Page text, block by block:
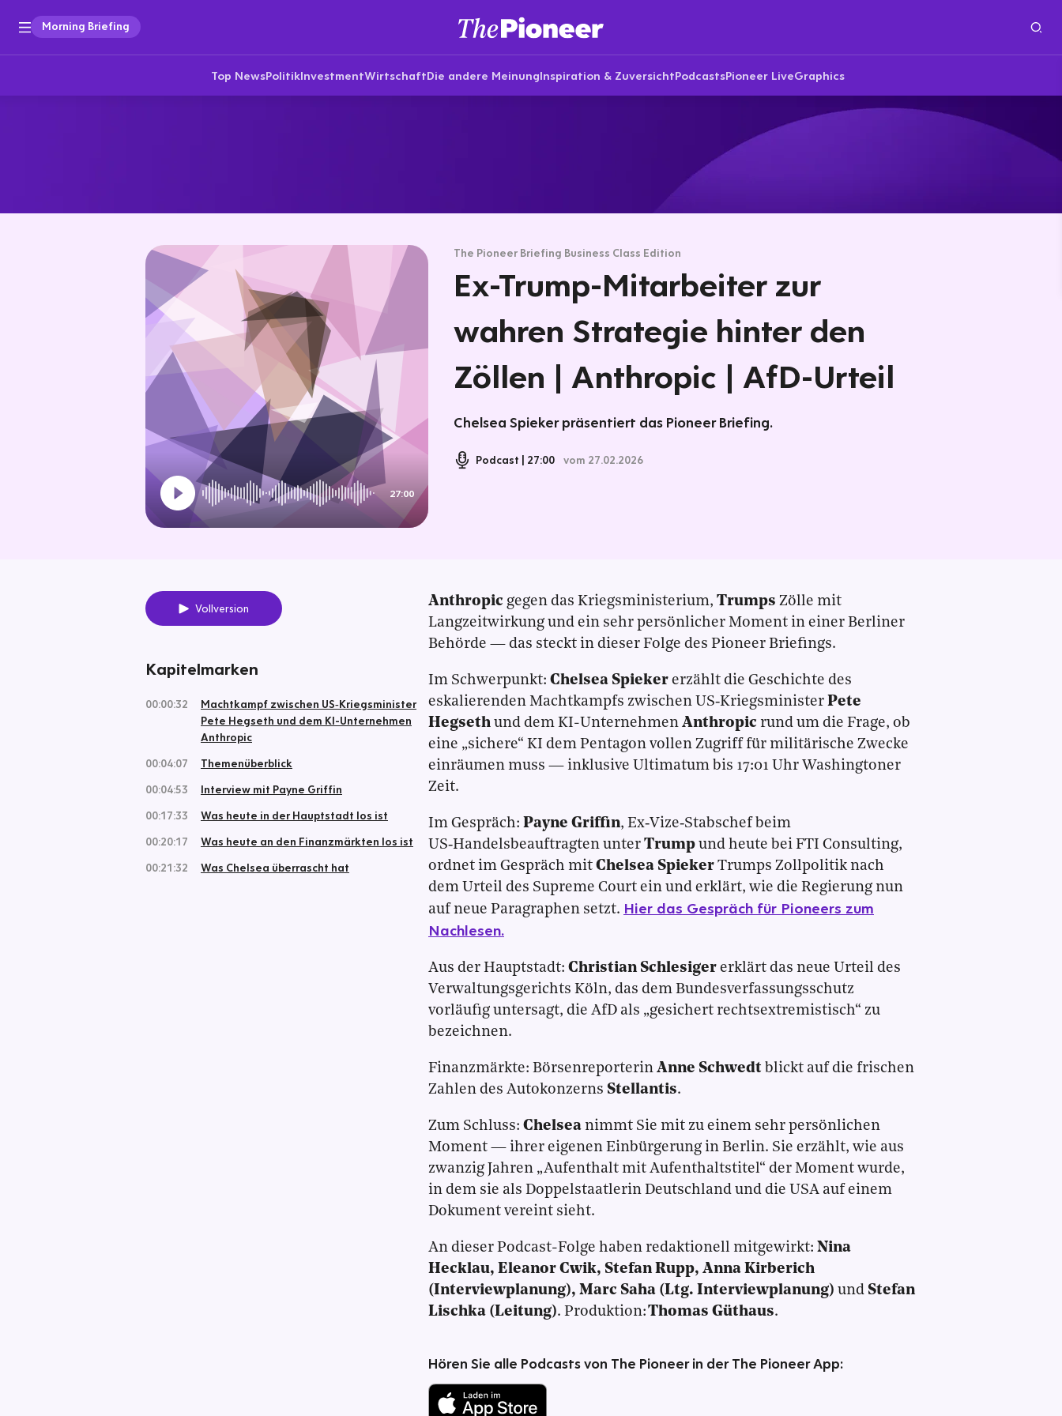
Morning Briefing
Top NewsPolitikInvestmentWirtschaftDie andere MeinungInspiration & ZuversichtPodcastsPioneer LiveGraphics
27:00
The Pioneer Briefing Business Class Edition
Ex-Trump-Mitarbeiter zur
wahren Strategie hinter den
Zöllen | Anthropic | AfD-Urteil
Chelsea Spieker präsentiert das Pioneer Briefing.
Podcast 27:00 vom 27.02.2026
Vollversion
Kapitelmarken
00:00:32
Machtkampf zwischen US‑Kriegsminister
Pete Hegseth und dem KI-Unternehmen
Anthropic
00:04:07
Themenüberblick
00:04:53
Interview mit Payne Griffin
00:17:33
Was heute in der Hauptstadt los ist
00:20:17
Was heute an den Finanzmärkten los ist
00:21:32
Was Chelsea überrascht hat
Anthropic gegen das Kriegsministerium, Trumps Zölle mit
Langzeitwirkung und ein sehr persönlicher Moment in einer Berliner
Behörde — das steckt in dieser Folge des Pioneer Briefings.
Im Schwerpunkt: Chelsea Spieker erzählt die Geschichte des
eskalierenden Machtkampfs zwischen US‑Kriegsminister Pete
Hegseth und dem KI-Unternehmen Anthropic rund um die Frage, ob
eine „sichere“ KI dem Pentagon vollen Zugriff für militärische Zwecke
einräumen muss — inklusive Ultimatum bis 17:01 Uhr Washingtoner
Zeit.
Im Gespräch: Payne Griffin, Ex‑Vize‑Stabschef beim
US‑Handelsbeauftragten unter Trump und heute bei FTI Consulting,
ordnet im Gespräch mit Chelsea Spieker Trumps Zollpolitik nach
dem Urteil des Supreme Court ein und erklärt, wie die Regierung nun
auf neue Paragraphen setzt. Hier das Gespräch für Pioneers zum
Nachlesen.
Aus der Hauptstadt: Christian Schlesiger erklärt das neue Urteil des
Verwaltungsgerichts Köln, das dem Bundesverfassungsschutz
vorläufig untersagt, die AfD als „gesichert rechtsextremistisch“ zu
bezeichnen.
Finanzmärkte: Börsenreporterin Anne Schwedt blickt auf die frischen
Zahlen des Autokonzerns Stellantis.
Zum Schluss: Chelsea nimmt Sie mit zu einem sehr persönlichen
Moment — ihrer eigenen Einbürgerung in Berlin. Sie erzählt, wie aus
zwanzig Jahren „Aufenthalt mit Aufenthaltstitel“ der Moment wurde,
in dem sie als Doppelstaatlerin Deutschland und die USA auf einem
Dokument vereint sieht.
An dieser Podcast-Folge haben redaktionell mitgewirkt: Nina
Hecklau, Eleanor Cwik, Stefan Rupp, Anna Kirberich
(Interviewplanung), Marc Saha (Ltg. Interviewplanung) und Stefan
Lischka (Leitung). Produktion:Thomas Güthaus.
Hören Sie alle Podcasts von The Pioneer in der The Pioneer App: